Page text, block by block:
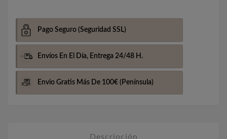
Pago Seguro (Seguridad SSL)
Envíos En El Día, Entrega 24/48 H.
Envio Gratis Más De 100€ (Península)
Descripción